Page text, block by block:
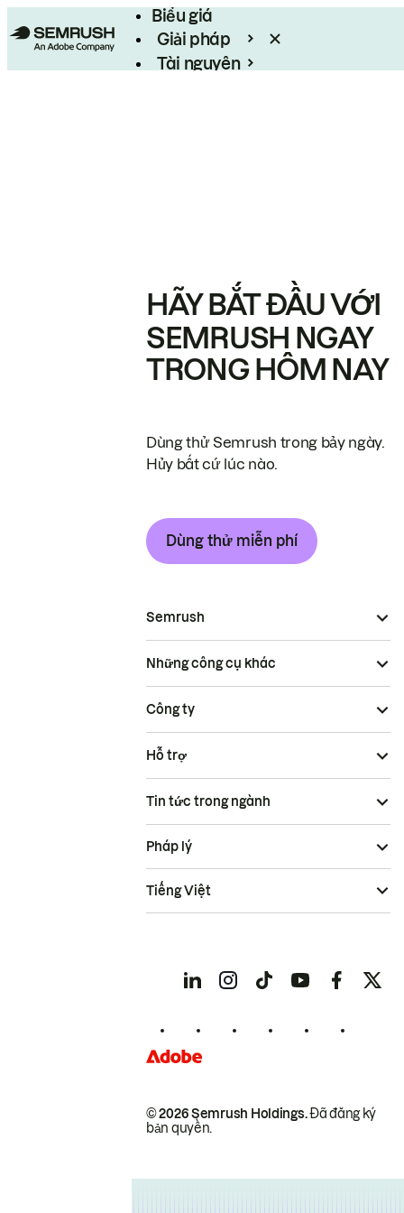
Biểu giá
Giải pháp
Tài nguyên
HÃY BẮT ĐẦU VỚI
SEMRUSH NGAY
TRONG HÔM NAY
Dùng thử Semrush trong bảy ngày.
Hủy bất cứ lúc nào.
Dùng thử miễn phí
Semrush
Những công cụ khác
Công ty
Hỗ trợ
Tin tức trong ngành
© 2026 Semrush Holdings.Đã đăng ký
bản quyền.
Pháp lý
Tiếng Việt